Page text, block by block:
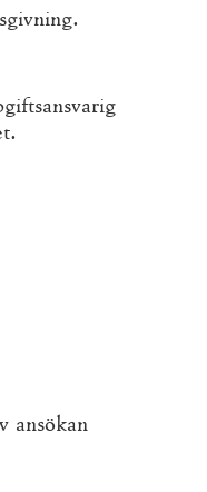
ansökan